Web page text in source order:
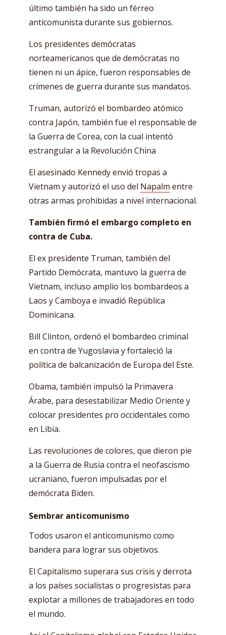
último también ha sido un férreo
anticomunista durante sus gobiernos.
Los presidentes demócratas
norteamericanos que de demócratas no
tienen ni un ápice, fueron responsables de
crímenes de guerra durante sus mandatos.
Truman, autorizó el bombardeo atómico
contra Japón, también fue el responsable de
la Guerra de Corea, con la cual intentó
estrangular a la Revolución China
El asesinado Kennedy envió tropas a
Vietnam y autorizó el uso del Napalm entre
otras armas prohibidas a nivel internacional.
También firmó el embargo completo en
contra de Cuba.
El ex presidente Truman, también del
Partido Demócrata, mantuvo la guerra de
Vietnam, incluso amplio los bombardeos a
Laos y Camboya e invadió República
Dominicana.
Bill Clinton, ordenó el bombardeo criminal
en contra de Yugoslavia y fortaleció la
política de balcanización de Europa del Este.
Obama, también impulsó la Primavera
Árabe, para desestabilizar Medio Oriente y
colocar presidentes pro occidentales como
en Libia.
Las revoluciones de colores, que dieron pie
a la Guerra de Rusia contra el neofascismo
ucraniano, fueron impulsadas por el
demócrata Biden.
Sembrar anticomunismo
Todos usaron el anticomunismo como
bandera para lograr sus objetivos.
El Capitalismo superara sus crisis y derrota
a los países socialistas o progresistas para
explotar a millones de trabajadores en todo
el mundo.